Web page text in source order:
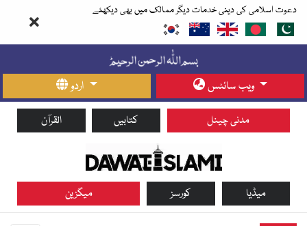
دعوت اسلامی کی دینی خدمات دیگر ممالک میں بھی دیکھئے
اردو ویب سائٹس
القرآن کتابیں مدنی چینل
میگزین کورسز میڈیا